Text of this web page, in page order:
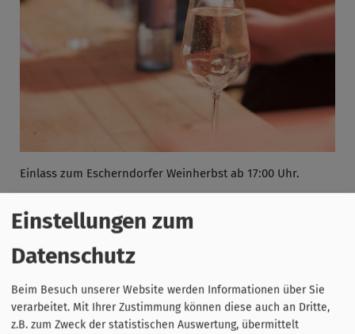
Einlass zum Escherndorfer Weinherbst ab 17:00 Uhr.
Einstellungen zum
Datenschutz
Beim Besuch unserer Website werden Informationen über Sie
verarbeitet. Mit Ihrer Zustimmung können diese auch an Dritte,
z.B. zum Zweck der statistischen Auswertung, übermittelt